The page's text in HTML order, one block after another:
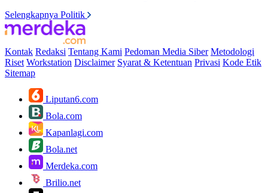
Selengkapnya Politik
Kontak Redaksi Tentang Kami Pedoman Media Siber Metodologi
Riset Workstation Disclaimer Syarat & Ketentuan Privasi Kode Etik
Sitemap
Liputan6.com
Bola.com
Kapanlagi.com
Bola.net
Merdeka.com
Brilio.net